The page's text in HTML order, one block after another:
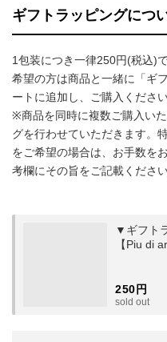
ギフトラッピングにつ
1包装につき一律250円(税込)
希望の方は商品と一緒に「ギ
ートに追加し、ご購入ください
※商品を同時に複数ご購入い
グを行わせていただきます。
をご希望の場合は、お手数を
考欄にその旨をご記載ください
▼ギフト
【Piu di
250円
sold out